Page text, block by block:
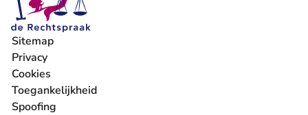
Sitemap
Privacy
Cookies
Toegankelijkheid
Spoofing